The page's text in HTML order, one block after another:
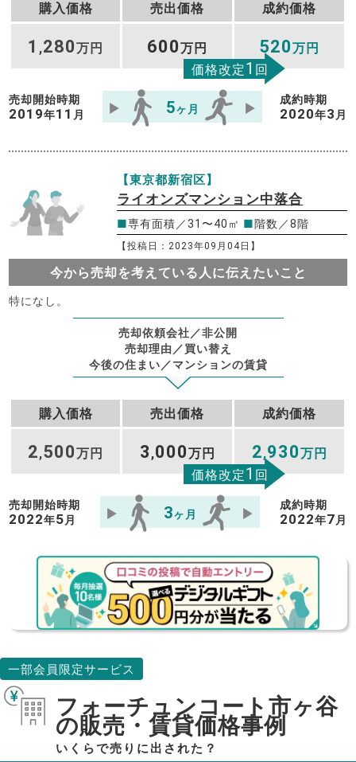
購入価格 売出価格 成約価格
1 ,280万円 600万円 520万円
価格改定1 回
売却開始時期
2019年11 月 5ヶ月
成約時期
2020年3 月
【東京都新宿区】
ライオンズマンション中落合
■専有面積／31〜40㎡ ■階数／8階
【投稿日：2023年09月04日】
今から売却を考えている人に伝えたいこと
特になし。
売却依頼会社／非公開
売却理由／買い替え
今後の住まい／マンションの賃貸
購入価格 売出価格 成約価格
2,500万円 3 ,000万円 2,930万円
価格改定1 回
売却開始時期
2022年5 月 3ヶ月
成約時期
2022年7 月
一部会員限定サービス
フォーチュンコート市ヶ谷
の販売・賃貸価格事例
いくらで売りに出された？